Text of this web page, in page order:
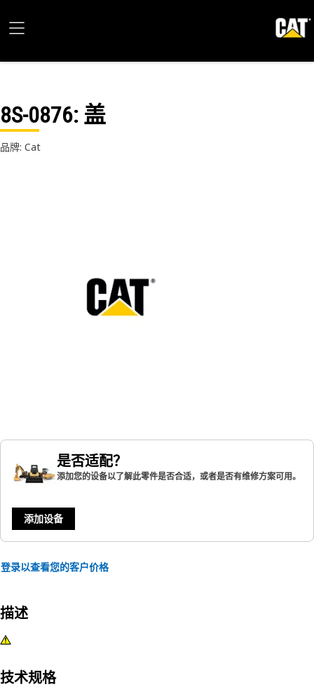
8S-0876: 盖
品牌: Cat
是否适配？
添加您的设备以了解此零件是否合适，或者是否有维修方案可用。
添加设备
登录以查看您的客户价格
描述
技术规格